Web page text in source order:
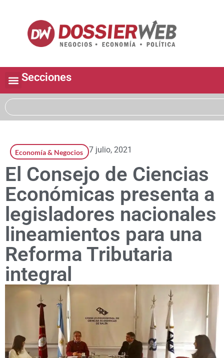
Secciones
Economía & Negocios 7 julio, 2021
El Consejo de Ciencias
Económicas presenta a
legisladores nacionales
lineamientos para una
Reforma Tributaria
integral